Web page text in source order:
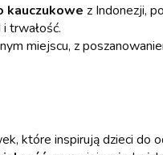
kauczukowe z Indonezji,
trwałość.
miejscu, z
które inspirują dzieci do